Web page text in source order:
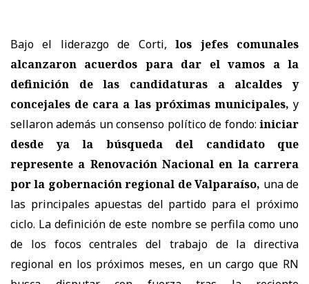
Bajo el liderazgo de Corti, los jefes comunales
alcanzaron acuerdos para dar el vamos a la
definición de las candidaturas a alcaldes y
concejales de cara a las próximas municipales, y
sellaron además un consenso político de fondo: iniciar
desde ya la búsqueda del candidato que
represente a Renovación Nacional en la carrera
por la gobernación regional de Valparaíso, una de
las principales apuestas del partido para el próximo
ciclo. La definición de este nombre se perfila como uno
de los focos centrales del trabajo de la directiva
regional en los próximos meses, en un cargo que RN